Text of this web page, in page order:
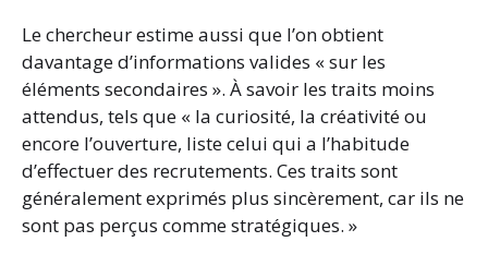
Le chercheur estime aussi que l’on obtient
davantage d’informations valides « sur les
éléments secondaires ». À savoir les traits moins
attendus, tels que « la curiosité, la créativité ou
encore l’ouverture, liste celui qui a l’habitude
d’effectuer des recrutements. Ces traits sont
généralement exprimés plus sincèrement, car ils ne
sont pas perçus comme stratégiques. »